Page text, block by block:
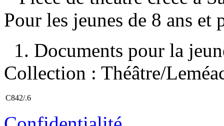
Pour les jeunes de 8 ans
1. Documents pour la
Collection : Théâtre/
C842/.6